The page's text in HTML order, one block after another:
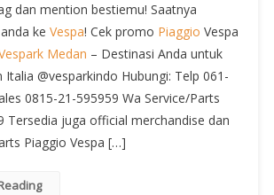
dan mention bestiemu! Saatnya
ke Vespa! Cek promo Piaggio Vespa
Medan – Destinasi Anda untuk
@vesparkindo Hubungi: Telp 061-
0815-21-595959 Wa Service/Parts
Tersedia juga official merchandise dan
Piaggio Vespa […]